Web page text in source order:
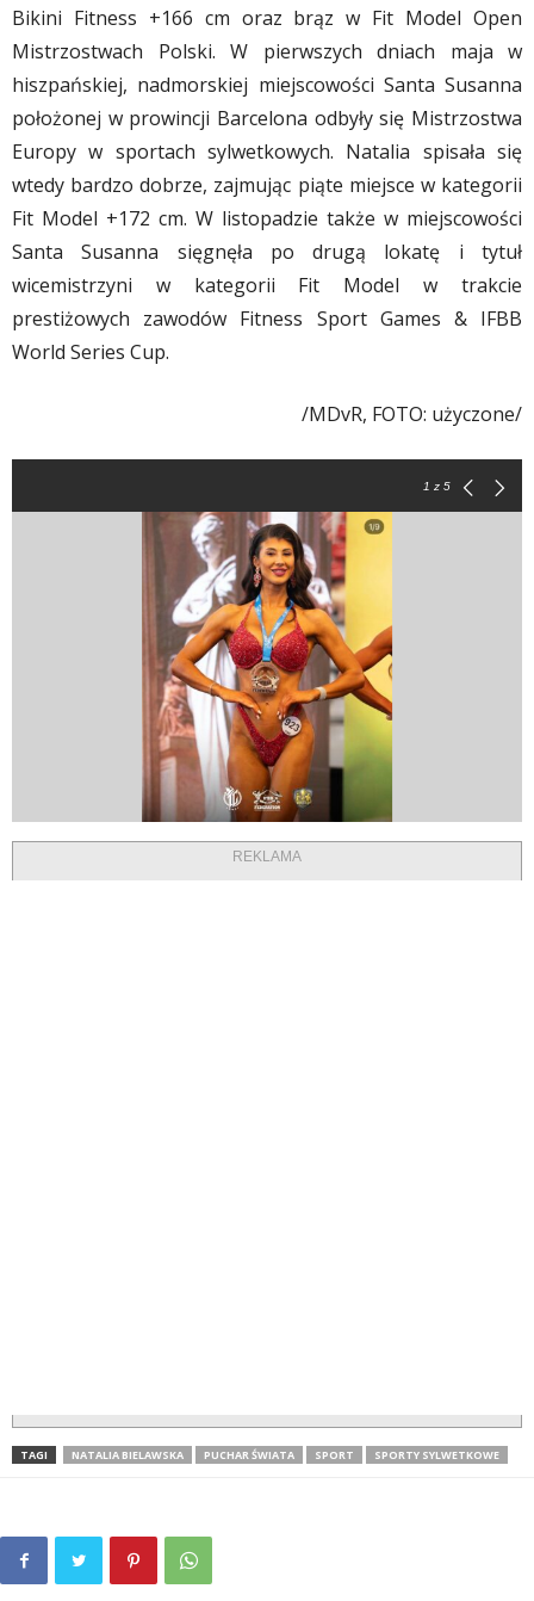
Bikini Fitness +166 cm oraz brąz w Fit Model Open
Mistrzostwach Polski. W pierwszych dniach maja w
hiszpańskiej, nadmorskiej miejscowości Santa Susanna
położonej w prowincji Barcelona odbyły się Mistrzostwa
Europy w sportach sylwetkowych. Natalia spisała się
wtedy bardzo dobrze, zajmując piąte miejsce w kategorii
Fit Model +172 cm. W listopadzie także w miejscowości
Santa Susanna sięgnęła po drugą lokatę i tytuł
wicemistrzyni w kategorii Fit Model w trakcie
prestiżowych zawodów Fitness Sport Games & IFBB
World Series Cup.
/MDvR, FOTO: użyczone/
1 z 5
REKLAMA
TAGI NATALIA BIELAWSKA PUCHAR ŚWIATA SPORT SPORTY SYLWETKOWE